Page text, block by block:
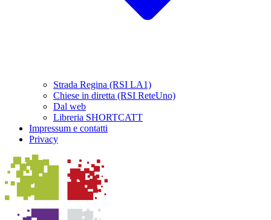
Strada Regina (RSI LA1)
Chiese in diretta (RSI ReteUno)
Dal web
Libreria SHORTCATT
Impressum e contatti
Privacy